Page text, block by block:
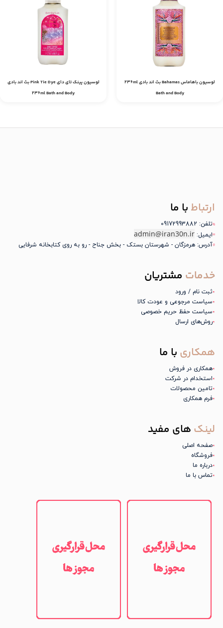
لوسیون باهاماس Bahamas بث اند بادی 236ml
Bath and Body
لوسیون پینک تای دای Pink Tie Dye بث اند بادی
236ml Bath and Body
ارتباط با ما
تلفن: 09172993882
ایمیل: admin@iran30n.ir
آدرس: هرمزگان - شهرستان بستک - بخش جناح - رو به روی کتابخانه شرفایی
خدمات مشتریان
ثبت نام / ورود
سیاست مرجوعی و عودت کالا
سیاست حفظ حریم خصوصی
روش‌های ارسال
همکاری با ما
همکاری در فروش
استخدام در شرکت
تامین محصولات
فرم همکاری
لینک های مفید
صفحه اصلی
فروشگاه
درباره ما
تماس با ما